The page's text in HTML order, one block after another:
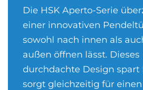
Die HSK Aperto-Serie
einer innovativen
sowohl nach innen als
außen öffnen lässt. Dieses
durchdachte Design spart
sorgt gleichzeitig für einen